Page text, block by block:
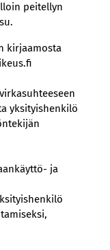
peitellyn
kirjaamosta
yksityishenkilö
ja